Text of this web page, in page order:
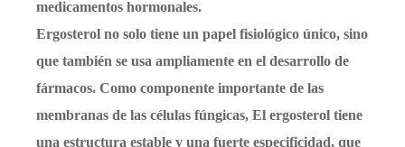
medicamentos hormonales.
Ergosterol no solo tiene un papel fisiológico único, sino
que también se usa ampliamente en el desarrollo de
fármacos. Como componente importante de las
membranas de las células fúngicas, El ergosterol tiene
una estructura estable y una fuerte especificidad, que